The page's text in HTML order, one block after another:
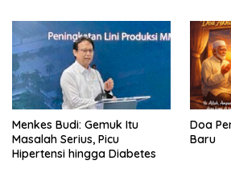
Menkes Budi: Gemuk Itu
Masalah Serius, Picu
Hipertensi hingga Diabetes
Doa
Baru